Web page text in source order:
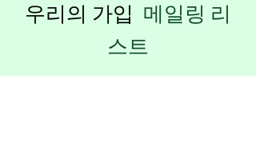
우리의 가입 메일링 리
스트